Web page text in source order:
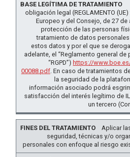
obligación legal (REGLAMENTO
Europeo y del Consejo, de 27 de
protección de las personas
tratamiento de datos
estos datos y por el que se
adelante, el “Reglamento general
“RGPD”) https://
00088.pdf. En caso de tratamientos
la seguridad de la
información asociado podrá
satisfacción del interés legítimo de
un tercero
Aplicar
seguridad, técnicas y/o
personales con enfoque al riesgo